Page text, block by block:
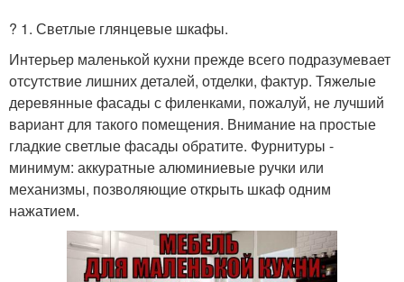
? 1. Светлые глянцевые шкафы.
Интерьер маленькой кухни прежде всего подразумевает
отсутствие лишних деталей, отделки, фактур. Тяжелые
деревянные фасады с филенками, пожалуй, не лучший
вариант для такого помещения. Внимание на простые
гладкие светлые фасады обратите. Фурнитуры -
минимум: аккуратные алюминиевые ручки или
механизмы, позволяющие открыть шкаф одним
нажатием.